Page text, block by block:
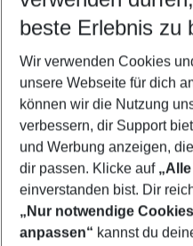
5-
2 Erwachsene Keine
Mehr
Footer
beste Erlebnis zu
Wir verwenden Cookies
unsere Webseite für dich
können wir die Nutzung
verbessern, dir Support
und Werbung anzeigen,
dir passen. Klicke auf
einverstanden bist. Dir
„Nur notwendige
anpassen“ kannst du